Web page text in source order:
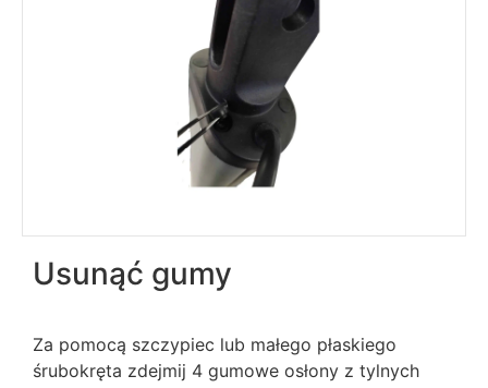
Usunąć gumy
Za pomocą szczypiec lub małego płaskiego
śrubokręta zdejmij 4 gumowe osłony z tylnych